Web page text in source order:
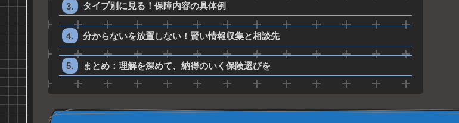
タイプ別に見る！保障内容の具体例
分からないを放置しない！賢い情報収集と相談先
まとめ：理解を深めて、納得のいく保険選びを